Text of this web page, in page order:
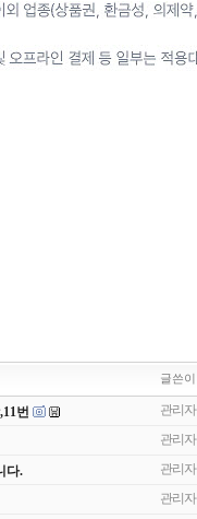
글쓴이
번 관리자
관리자
다. 관리자
관리자